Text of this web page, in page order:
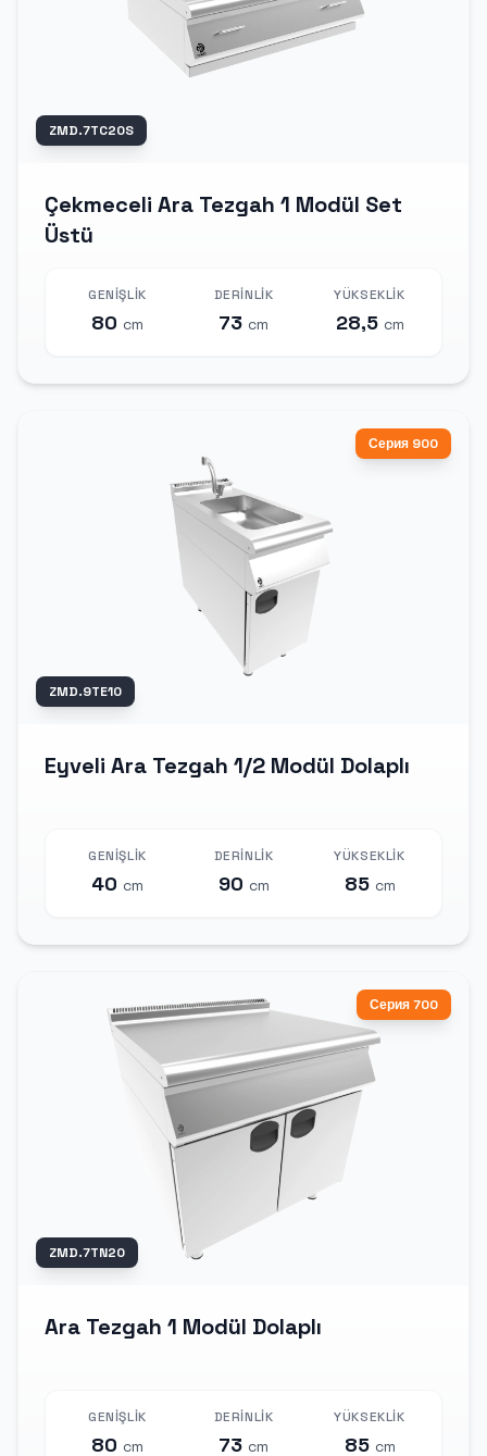
ZMD.7TC20S
Çekmeceli Ara Tezgah 1 Modül Set
Üstü
GENIŞLIK
80 cm
DERINLIK
73 cm
YÜKSEKLIK
28,5 cm
ZMD.9TE10
Серия 900
Eyveli Ara Tezgah 1/2 Modül Dolaplı
GENIŞLIK
40 cm
DERINLIK
90 cm
YÜKSEKLIK
85 cm
ZMD.7TN20
Серия 700
Ara Tezgah 1 Modül Dolaplı
GENIŞLIK
80 cm
DERINLIK
73 cm
YÜKSEKLIK
85 cm